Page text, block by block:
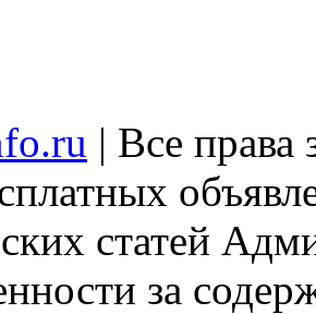
| Все
статей
за